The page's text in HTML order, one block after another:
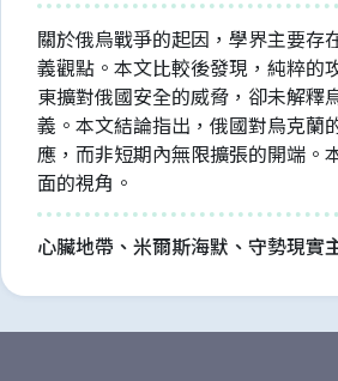
關於俄烏戰爭的起因，學界主要存
義觀點。本文比較後發現，純粹的
東擴對俄國安全的威脅，卻未解釋
義。本文結論指出，俄國對烏克蘭
應，而非短期內無限擴張的開端。
面的視角。
心臟地帶、米爾斯海默、守勢現實